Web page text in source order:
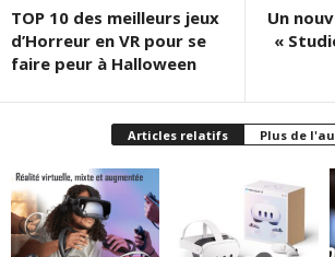
TOP 10 des meilleurs jeux
d’Horreur en VR pour se
faire peur à Halloween
Un
«
Articles relatifs Plus de